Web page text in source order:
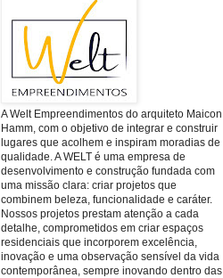
A Welt Empreendimentos do arquiteto Maicon
Hamm, com o objetivo de integrar e construir
lugares que acolhem e inspiram moradias de
qualidade. A WELT é uma empresa de
desenvolvimento e construção fundada com
uma missão clara: criar projetos que
combinem beleza, funcionalidade e caráter.
Nossos projetos prestam atenção a cada
detalhe, comprometidos em criar espaços
residenciais que incorporem excelência,
inovação e uma observação sensível da vida
contemporânea, sempre inovando dentro das